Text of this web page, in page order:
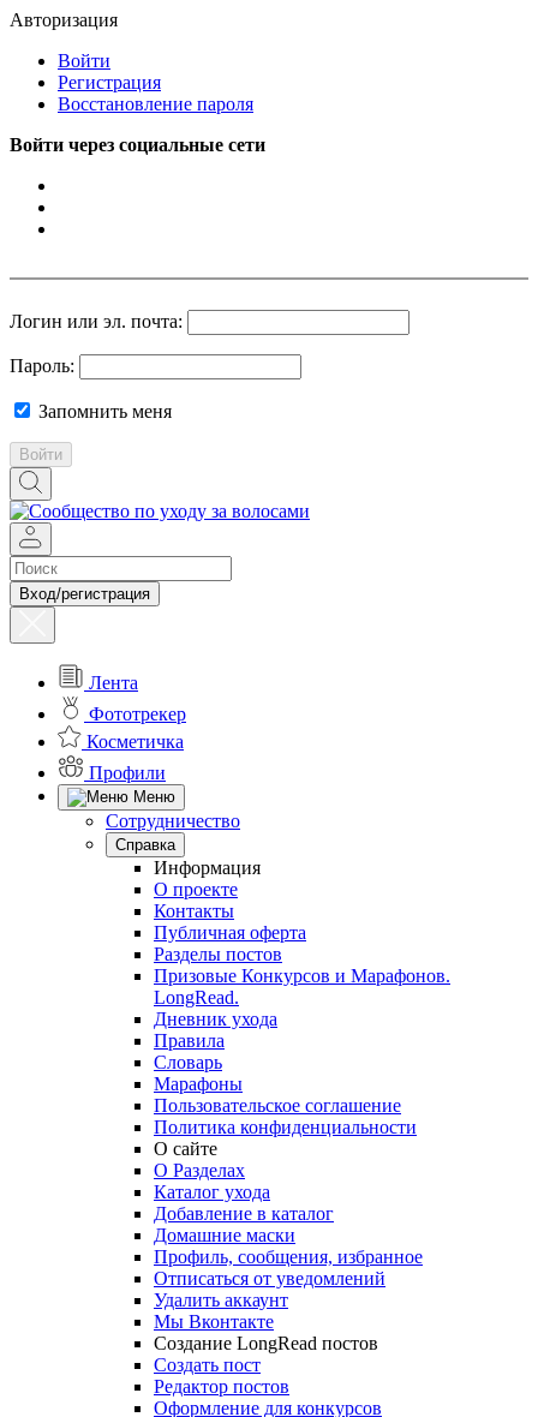
Авторизация
Войти
Регистрация
Восстановление пароля
Войти через социальные сети
Логин или эл. почта:
Пароль:
Запомнить меня
Войти
Вход/регистрация
Лента
Фототрекер
Косметичка
Профили
Меню
Сотрудничество
Справка
Информация
О проекте
Контакты
Публичная оферта
Разделы постов
Призовые Конкурсов и Марафонов.
LongRead.
Дневник ухода
Правила
Словарь
Марафоны
Пользовательское соглашение
Политика конфиденциальности
О сайте
О Разделах
Каталог ухода
Добавление в каталог
Домашние маски
Профиль, сообщения, избранное
Отписаться от уведомлений
Удалить аккаунт
Мы Вконтакте
Создание LongRead постов
Создать пост
Редактор постов
Оформление для конкурсов